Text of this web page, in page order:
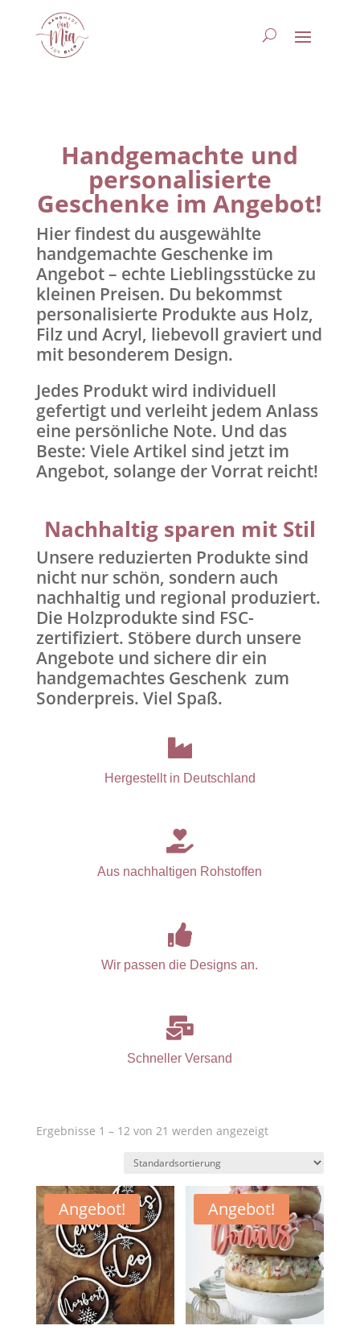
Handgemachte und
personalisierte
Geschenke im Angebot!
Hier findest du ausgewählte
handgemachte Geschenke im
Angebot – echte Lieblingsstücke zu
kleinen Preisen. Du bekommst
personalisierte Produkte aus Holz,
Filz und Acryl, liebevoll graviert und
mit besonderem Design.
Jedes Produkt wird individuell
gefertigt und verleiht jedem Anlass
eine persönliche Note. Und das
Beste: Viele Artikel sind jetzt im
Angebot, solange der Vorrat reicht!
Nachhaltig sparen mit Stil
Unsere reduzierten Produkte sind
nicht nur schön, sondern auch
nachhaltig und regional produziert.
Die Holzprodukte sind FSC-
zertifiziert. Stöbere durch unsere
Angebote und sichere dir ein
handgemachtes Geschenk zum
Sonderpreis. Viel Spaß.

Hergestellt in Deutschland

Aus nachhaltigen Rohstoffen

Wir passen die Designs an.

Schneller Versand
Ergebnisse 1 – 12 von 21 werden angezeigt
Angebot! Angebot!